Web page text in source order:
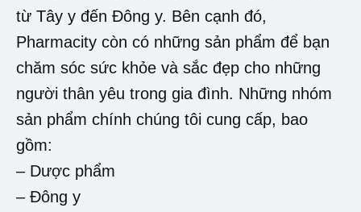
từ Tây y đến Đông y. Bên cạnh đó,
Pharmacity còn có những sản phẩm để bạn
chăm sóc sức khỏe và sắc đẹp cho những
người thân yêu trong gia đình. Những nhóm
sản phẩm chính chúng tôi cung cấp, bao
gồm:
– Dược phẩm
– Đông y